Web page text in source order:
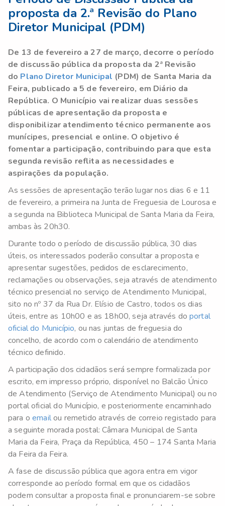
proposta da 2.ª Revisão do Plano
Diretor Municipal (PDM)
De 13 de fevereiro a 27 de março, decorre o período
de discussão pública da proposta da 2ª Revisão
do Plano Diretor Municipal (PDM) de Santa Maria da
Feira, publicado a 5 de fevereiro, em Diário da
República. O Município vai realizar duas sessões
públicas de apresentação da proposta e
disponibilizar atendimento técnico permanente aos
munícipes, presencial e online. O objetivo é
fomentar a participação, contribuindo para que esta
segunda revisão reflita as necessidades e
aspirações da população.
As sessões de apresentação terão lugar nos dias 6 e 11
de fevereiro, a primeira na Junta de Freguesia de Lourosa e
a segunda na Biblioteca Municipal de Santa Maria da Feira,
ambas às 20h30.
Durante todo o período de discussão pública, 30 dias
úteis, os interessados poderão consultar a proposta e
apresentar sugestões, pedidos de esclarecimento,
reclamações ou observações, seja através de atendimento
técnico presencial no serviço de Atendimento Municipal,
sito no nº 37 da Rua Dr. Elísio de Castro, todos os dias
úteis, entre as 10h00 e as 18h00, seja através doportal
oficial do Município, ou nas juntas de freguesia do
concelho, de acordo com o calendário de atendimento
técnico definido.
A participação dos cidadãos será sempre formalizada por
escrito, em impresso próprio, disponível no Balcão Único
de Atendimento (Serviço de Atendimento Municipal) ou no
portal oficial do Município, e posteriormente encaminhado
para oemailou remetido através de correio registado para
a seguinte morada postal: Câmara Municipal de Santa
Maria da Feira, Praça da República, 450 – 174 Santa Maria
da Feira da Feira.
A fase de discussão pública que agora entra em vigor
corresponde ao período formal em que os cidadãos
podem consultar a proposta final e pronunciarem-se sobre